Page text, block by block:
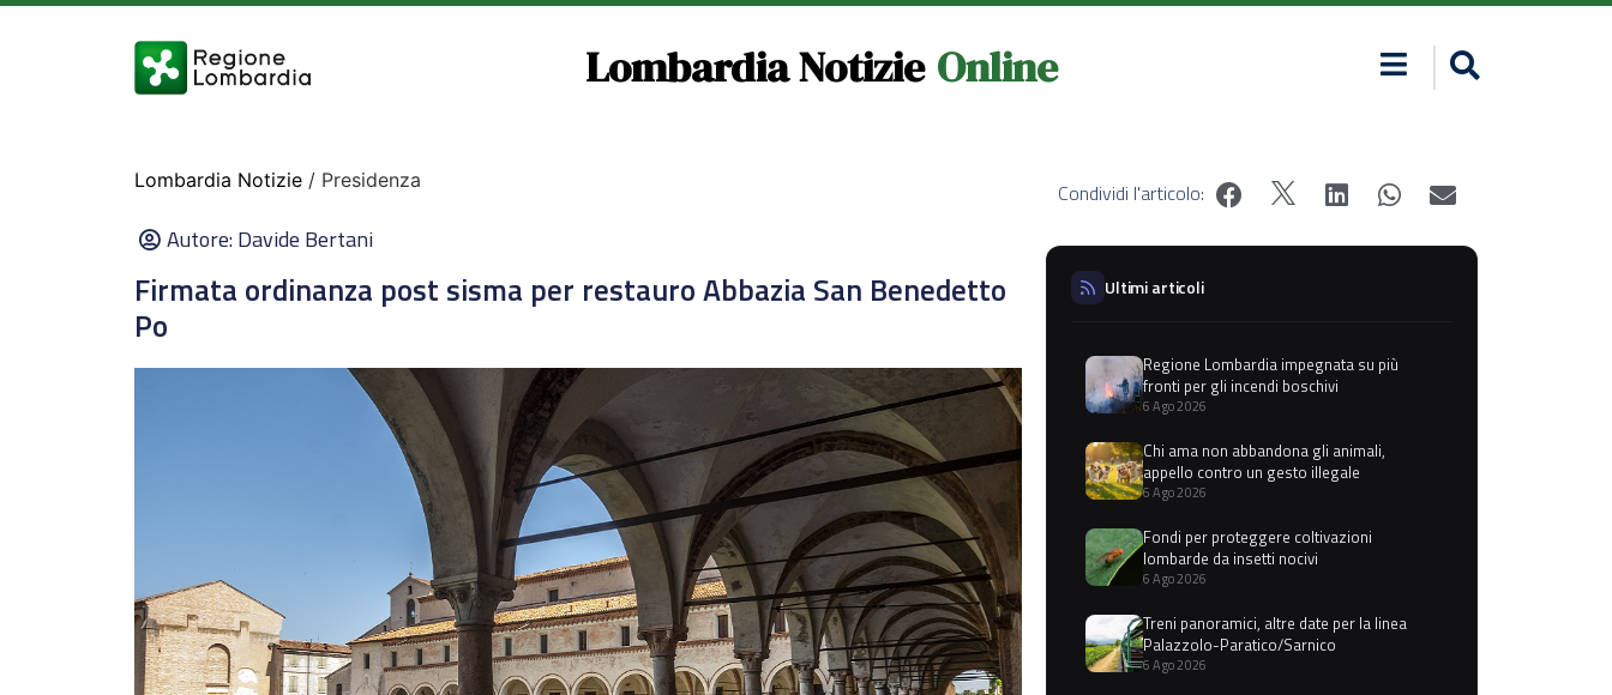
Lombardia Notizie Online
Lombardia Notizie / Presidenza
Autore:Davide Bertani
Firmata ordinanza post sisma per restauro Abbazia San Benedetto
Po
Condividi l'articolo:
Ultimi articoli
Regione Lombardia impegnata su più
fronti per gli incendi boschivi
6 Ago 2026
Chi ama non abbandona gli animali,
appello contro un gesto illegale
6 Ago 2026
Fondi per proteggere coltivazioni
lombarde da insetti nocivi
6 Ago 2026
Treni panoramici, altre date per la linea
Palazzolo-Paratico/Sarnico
6 Ago 2026